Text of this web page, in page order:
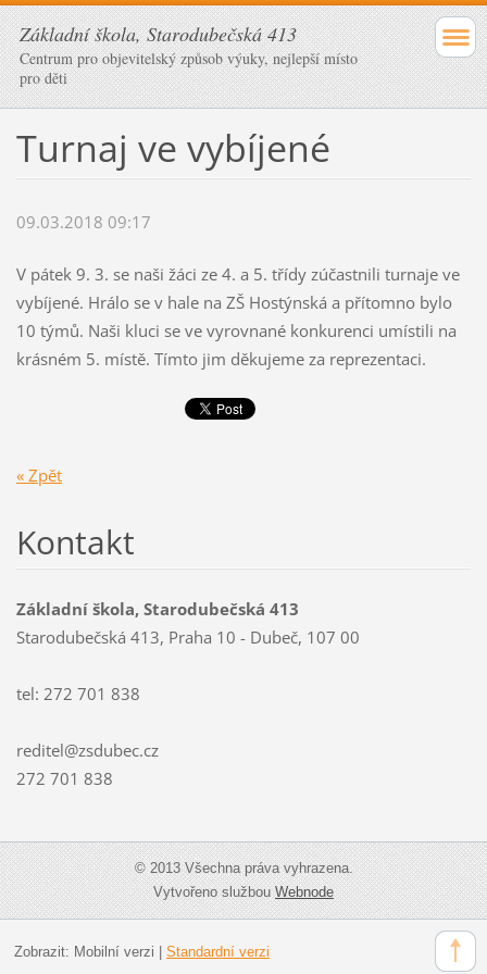
Základní škola, Starodubečská 413
Centrum pro objevitelský způsob výuky, nejlepší místo
pro děti
Turnaj ve vybíjené
09.03.2018 09:17
V pátek 9. 3. se naši žáci ze 4. a 5. třídy zúčastnili turnaje ve
vybíjené. Hrálo se v hale na ZŠ Hostýnská a přítomno bylo
10 týmů. Naši kluci se ve vyrovnané konkurenci umístili na
krásném 5. místě. Tímto jim děkujeme za reprezentaci.
« Zpět
Kontakt
Základní škola, Starodubečská 413
Starodubečská 413, Praha 10 - Dubeč, 107 00
tel: 272 701 838
reditel@zsdubec.cz
272 701 838
© 2013 Všechna práva vyhrazena.
Vytvořeno službouWebnode
Zobrazit: Mobilní verzi Standardní verzi